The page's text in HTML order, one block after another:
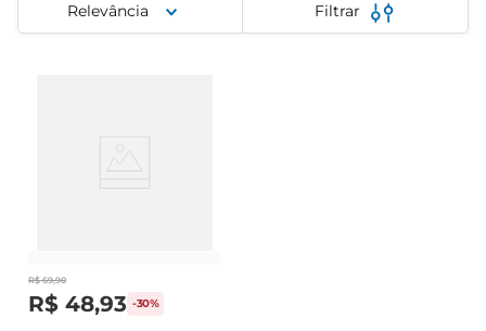
Relevância Filtrar
R$ 69,90
R$ 48,93 -30%
iogurte